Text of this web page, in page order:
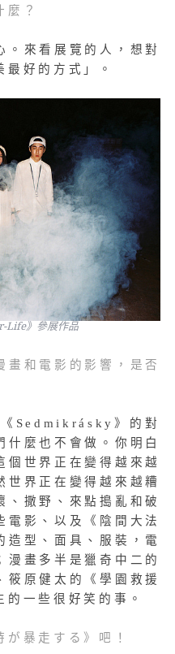
麼？
。來看展覽的人，想對
好的方式」。
Life》參展作品
畫和電影的影響，是否
Sedmikrásky》的對
什麼也不會做。你明白
個世界正在變得越來越
世界正在變得越來越糟
、撒野、來點搗亂和破
電影、以及《陰間大法
造型、面具、服裝，電
漫畫多半是獵奇中二的
筱原健太的《學園救援
的一些很好笑的事。
が暴走する》吧！